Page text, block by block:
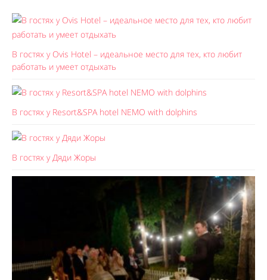
В гостях у Ovis Hotel – идеальное место для тех, кто любит
работать и умеет отдыхать
В гостях у Resort&SPA hotel NEMO with dolphins
В гостях у Дяди Жоры